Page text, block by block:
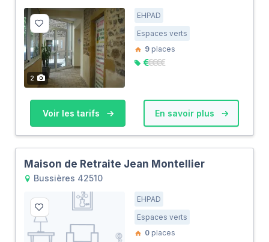
2
EHPAD
Espaces verts
9 places
Voir les tarifs En savoir plus
Maison de Retraite Jean Montellier
Bussières 42510
EHPAD
Espaces verts
0 places